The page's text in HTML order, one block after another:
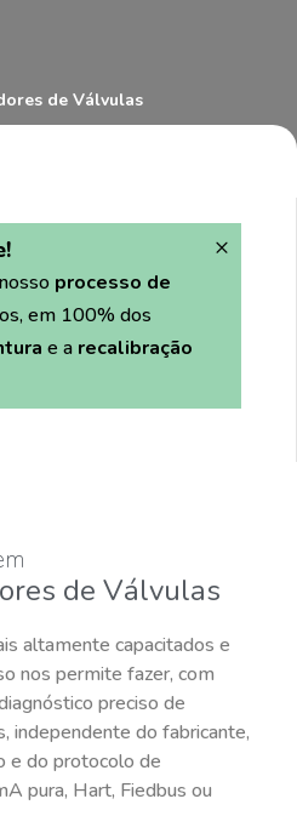
de Válvulas
processo de
em 100% dos
e a recalibração
×
de Válvulas
altamente capacitados e
nos permite fazer, com
preciso de
independente do fabricante,
e do protocolo de
pura, Hart, Fiedbus ou